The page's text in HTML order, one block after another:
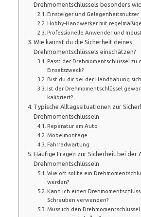
Drehmomentschlüssels besonders
Einsteiger und Gelegenheitsnutzer
Hobby-Handwerker mit
Professionelle Anwender und
Wie kannst du die Sicherheit deines
Drehmomentschlüssels einschätzen?
Passt der Drehmomentschlüssel zu
Einsatzzweck?
Bist du dir bei der Handhabung
Ist der Drehmomentschlüssel
kalibriert?
Typische Alltagssituationen zur
Drehmomentschlüsseln
Reparatur am Auto
Möbelmontage
Fahrradwartung
Häufige Fragen zur Sicherheit bei der
Drehmomentschlüsseln
Wie oft sollte ein
werden?
Kann ich einen
Schrauben verwenden?
Muss ich den